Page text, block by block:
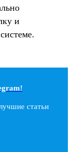
и
статьи